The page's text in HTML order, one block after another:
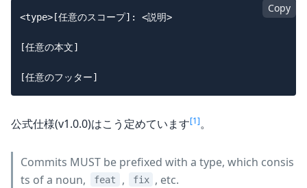
Copy
<type>[任意のスコープ]: <説明>
[任意の本文]
公式仕様(v1.0.0)はこう定めています[1]。
Commits MUST be prefixed with a type, which consis
ts of a noun,
feat , fix , etc.